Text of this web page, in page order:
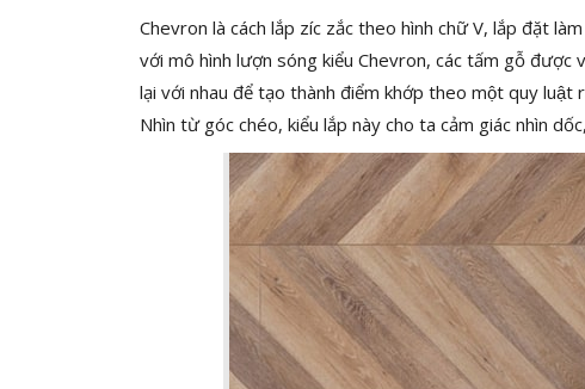
Chevron là cách lắp zíc zắc theo hình chữ V, lắp đặt
với mô hình lượn sóng kiểu Chevron, các tấm gỗ
lại với nhau để tạo thành điểm khớp theo một quy
Nhìn từ góc chéo, kiểu lắp này cho ta cảm giác nhìn